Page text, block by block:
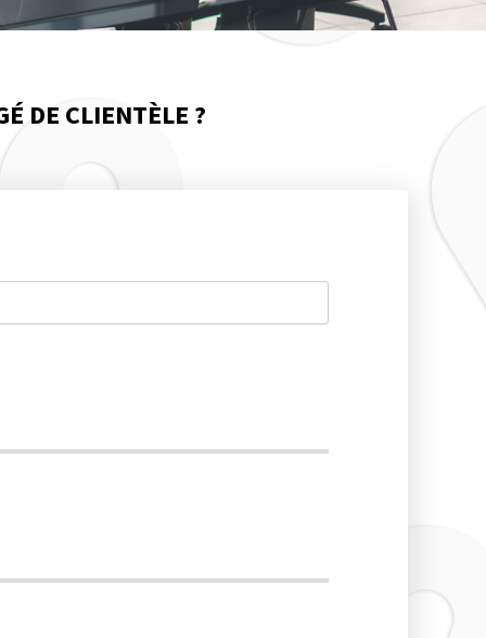
DE CLIENTÈLE ?